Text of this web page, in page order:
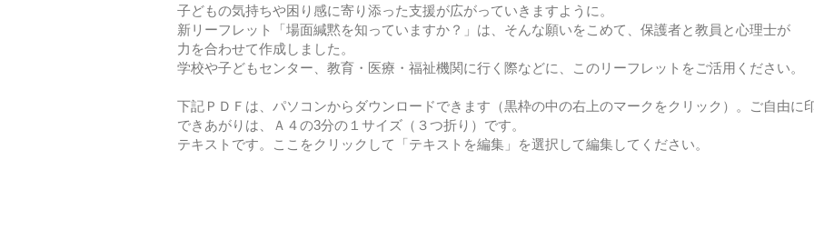
子どもの気持ちや困り感に寄り添った支援が広がっていきますように。
新リーフレット「場面緘黙を知っていますか？」は、そんな願いをこめて、保護者と教員と心理士が
力を合わせて作成しました。
学校や子どもセンター、教育・医療・福祉機関に行く際などに、このリーフレットをご活用ください
下記ＰＤＦは、パソコンからダウンロードできます（黒枠の中の右上のマークをクリック）。ご自由に
できあがりは、Ａ４の3分の１サイズ（３つ折り）です。
テキストです。ここをクリックして「テキストを編集」を選択して編集してください。